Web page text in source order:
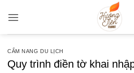
qua
CẨM NANG DU LỊCH
Quy trình điền tờ khai